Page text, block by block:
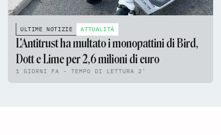
ULTIME NOTIZIE ATTUALITÀ
L'Antitrust ha multato i monopattini di Bird,
Dott e Lime per 2,6 milioni di euro
1 GIORNI FA - TEMPO DI LETTURA 2'